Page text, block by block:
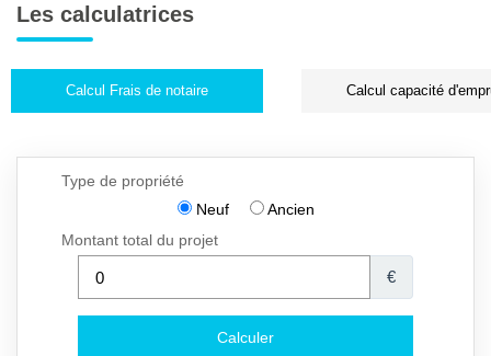
Les calculatrices
Calcul Frais de notaire Calcul capacité